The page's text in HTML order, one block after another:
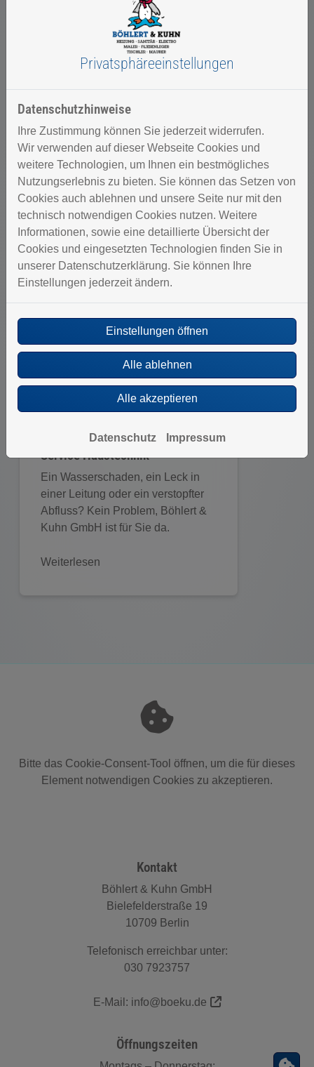
Wasser / Trinkwasser
Sie wollen sicher sein, dass Ihr
Trinkwasser immer sauber ist oder
möchten Ihren Wasserverbrauch
optimieren? Dann sprechen Sie mit
Böhlert & Kuhn GmbH.
Weiterlesen
Service Haustechnik
Ein Wasserschaden, ein Leck in
einer Leitung oder ein verstopfter
Abfluss? Kein Problem, Böhlert &
Kuhn GmbH ist für Sie da.
Weiterlesen
Bitte das Cookie-Consent-Tool öffnen, um die für dieses
Element notwendigen Cookies zu akzeptieren.
Footer - Kontaktdaten und Öffnungszeiten
Kontakt
Böhlert & Kuhn GmbH
Bielefelderstraße 19
10709 Berlin
Telefonisch erreichbar unter:
030 7923757
E-Mail: info@boeku.de
Öffnungszeiten
Privatsphäre­einstellungen
Datenschutzhinweise
Ihre Zustimmung können Sie jederzeit widerrufen.
Wir verwenden auf dieser Webseite Cookies und
weitere Technologien, um Ihnen ein bestmögliches
Nutzungserlebnis zu bieten. Sie können das Setzen von
Cookies auch ablehnen und unsere Seite nur mit den
technisch notwendigen Cookies nutzen. Weitere
Informationen, sowie eine detaillierte Übersicht der
Cookies und eingesetzten Technologien finden Sie in
unserer Datenschutzerklärung. Sie können Ihre
Einstellungen jederzeit ändern.
Einstellungen öffnen
Alle ablehnen
Alle akzeptieren
Datenschutz Impressum